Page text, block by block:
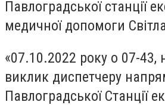
Павлоградської станції
медичної допомоги
«07.10.2022 року о 07-43,
виклик диспетчеру
Павлоградської Станції